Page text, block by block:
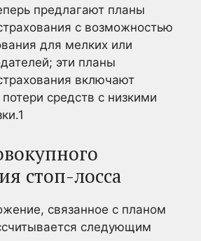
предлагают планы
с возможностью
для мелких или
эти планы
включают
средств с низкими
1
стоп-лосса
связанное с планом
следующим